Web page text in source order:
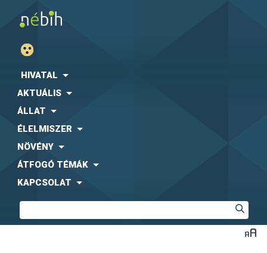
HIVATAL
AKTUÁLIS
ÁLLAT
ÉLELMISZER
NÖVÉNY
ÁTFOGÓ TÉMÁK
KAPCSOLAT